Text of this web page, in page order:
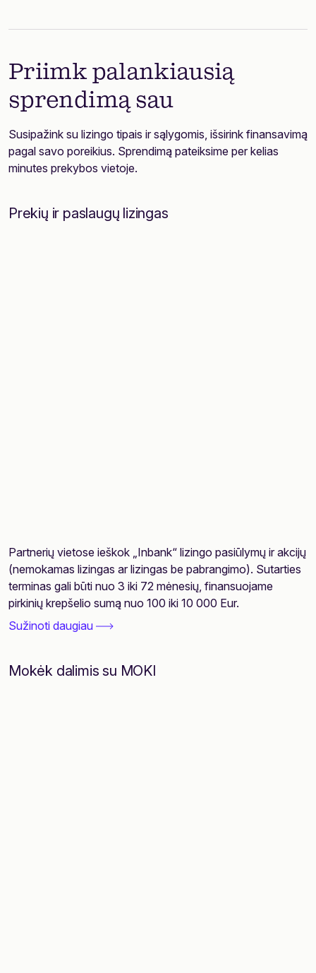
Priimk palankiausią
sprendimą sau
Susipažink su lizingo tipais ir sąlygomis, išsirink finansavimą
pagal savo poreikius. Sprendimą pateiksime per kelias
minutes prekybos vietoje.
Prekių ir paslaugų lizingas
Partnerių vietose ieškok „Inbank“ lizingo pasiūlymų ir akcijų
(nemokamas lizingas ar lizingas be pabrangimo). Sutarties
terminas gali būti nuo 3 iki 72 mėnesių, finansuojame
pirkinių krepšelio sumą nuo 100 iki 10 000 Eur.
Sužinoti daugiau
Mokėk dalimis su MOKI